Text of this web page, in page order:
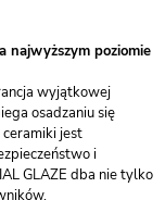
najwyższym poziomie
wyjątkowej
osadzaniu się
jest
i
GLAZE dba nie tylko